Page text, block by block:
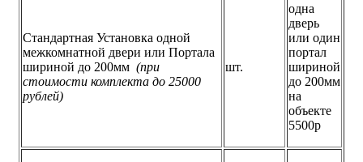
Стандартная Установка одной
межкомнатной двери или Портала
шириной до 200мм (при
стоимости комплекта до 25000
рублей)
шт.
одна
дверь
или один
портал
шириной
до 200мм
на
объекте
5500р